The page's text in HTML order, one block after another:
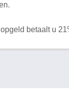
betaalt u